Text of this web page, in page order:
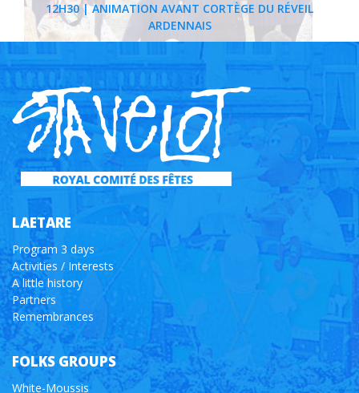
12H30 | ANIMATION AVANT CORTÈGE DU RÉVEIL
ARDENNAIS
LAETARE
Program 3 days
Activities / Interests
A little history
Partners
Remembrances
FOLKS GROUPS
White-Moussis